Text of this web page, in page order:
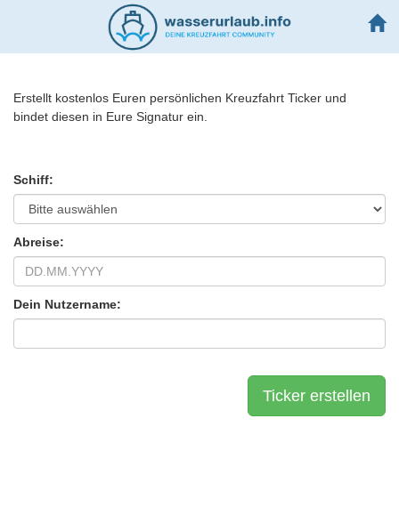
Erstellt kostenlos Euren persönlichen Kreuzfahrt Ticker und
bindet diesen in Eure Signatur ein.
Schiff:
Abreise:
Dein Nutzername: